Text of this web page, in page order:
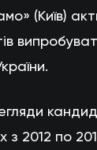
(Київ)
2012 по